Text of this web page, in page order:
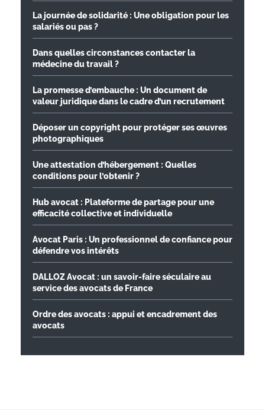
La journée de solidarité : Une obligation pour les
salariés ou pas ?
Dans quelles circonstances contacter la
médecine du travail ?
La promesse d’embauche : Un document de
valeur juridique dans le cadre d’un recrutement
Déposer un copyright pour protéger ses œuvres
photographiques
Une attestation d’hébergement : Quelles
conditions pour l’obtenir ?
Hub avocat : Plateforme de partage pour une
efficacité collective et individuelle
Avocat Paris : Un professionnel de confiance pour
défendre vos intérêts
DALLOZ Avocat : un savoir-faire séculaire au
service des avocats de France
Ordre des avocats : appui et encadrement des
avocats